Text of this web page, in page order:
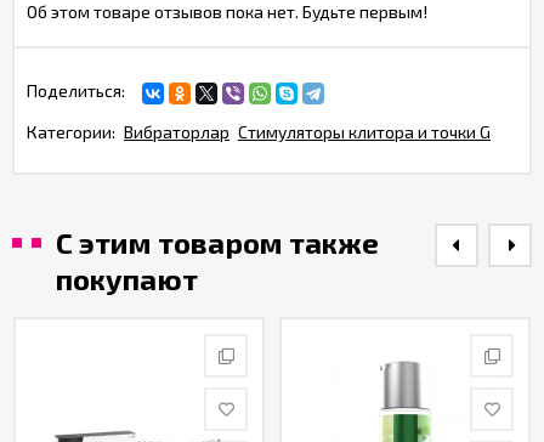
Об этом товаре отзывов пока нет. Будьте первым!
Поделиться:
Категории: Вибраторлар Стимуляторы клитора и точки G
С этим товаром также
покупают